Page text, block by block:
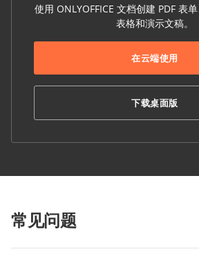
使用 ONLYOFFICE 文档创建 PDF 表
表格和演示文稿。
在云端使用
下载桌面版
常见问题